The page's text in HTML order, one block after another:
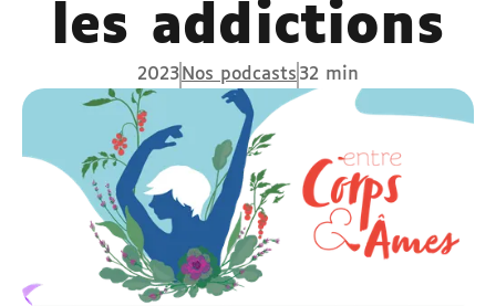
les addictions
2023 Nos podcasts 32 min